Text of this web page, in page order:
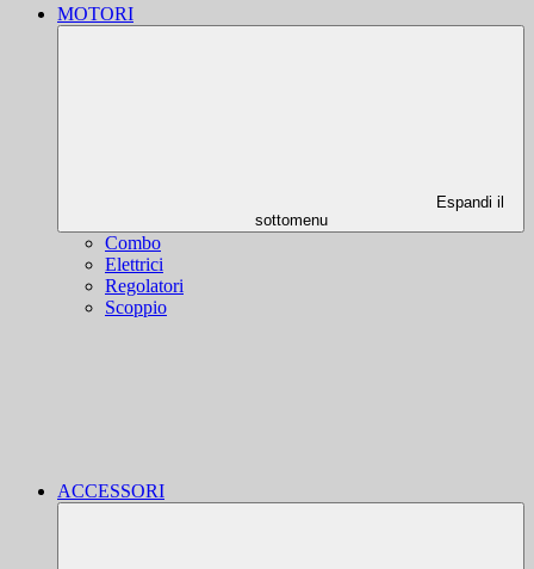
MOTORI
Espandi il
sottomenu
Combo
Elettrici
Regolatori
Scoppio
ACCESSORI